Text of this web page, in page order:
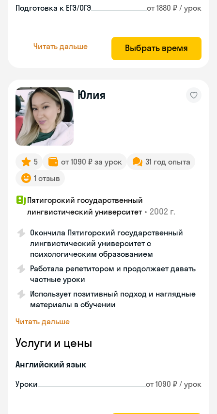
Подготовка к ЕГЭ/ОГЭ от 1880 ₽ / урок
Читать дальше Выбрать время
Юлия
5 от 1090 ₽ за урок
31 год опыта
1 отзыв
Пятигорский государственный
лингвистический университет • 2002 г.
Окончила Пятигорский государственный
лингвистический университет с
психологическим образованием
Работала репетитором и продолжает давать
частные уроки
Использует позитивный подход и наглядные
материалы в обучении
Читать дальше
Услуги и цены
Английский язык
Уроки от 1090 ₽ / урок